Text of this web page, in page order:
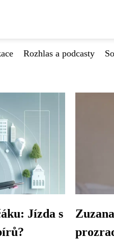
Rozhlas a podcasty
Jízda s